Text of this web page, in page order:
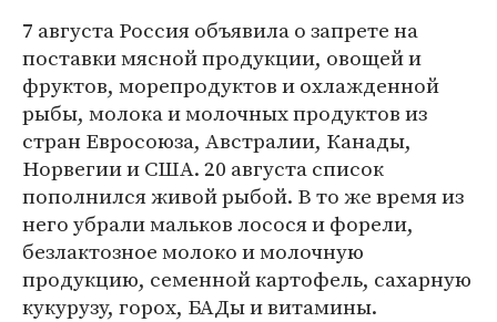
7 августа Россия объявила о запрете на
поставки мясной продукции, овощей и
фруктов, морепродуктов и охлажденной
рыбы, молока и молочных продуктов из
стран Евросоюза, Австралии, Канады,
Норвегии и США. 20 августа список
пополнился живой рыбой. В то же время из
него убрали мальков лосося и форели,
безлактозное молоко и молочную
продукцию, семенной картофель, сахарную
кукурузу, горох, БАДы и витамины.